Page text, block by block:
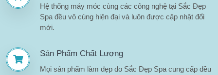
Hệ thống máy móc cùng các công nghệ tại Sắc Đẹp
Spa đều vô cùng hiện đại và luôn được cập nhật đổi
mới.
Sản Phẩm Chất Lượng
Mọi sản phẩm làm đẹp do Sắc Đẹp Spa cung cấp đều